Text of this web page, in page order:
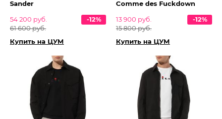
Sander
54 200 руб.
61 600 руб.
-12%
Купить на ЦУМ
Comme des Fuckdown
13 900 руб.
15 800 руб.
-12%
Купить на ЦУМ